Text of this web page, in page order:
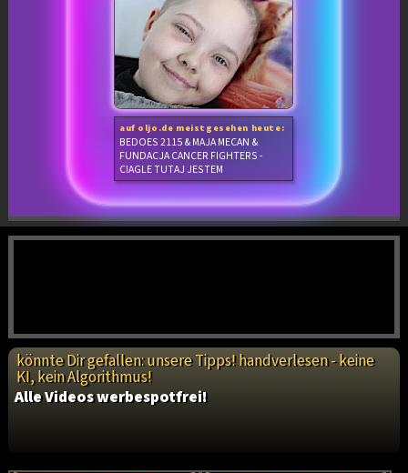
auf oljo.de meistgesehen heute:
BEDOES 2115 & MAJA MECAN &
FUNDACJA CANCER FIGHTERS -
CIAGLE TUTAJ JESTEM
könnte Dir gefallen: unsere Tipps! handverlesen - keine
KI, kein Algorithmus!
Alle Videos werbespotfrei!